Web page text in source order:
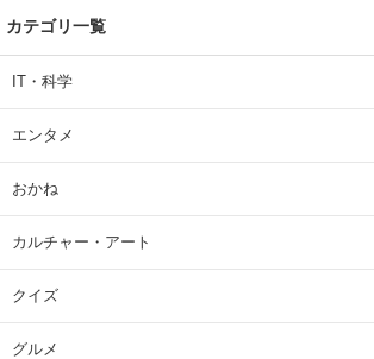
カテゴリ一覧
IT・科学
エンタメ
おかね
カルチャー・アート
クイズ
グルメ